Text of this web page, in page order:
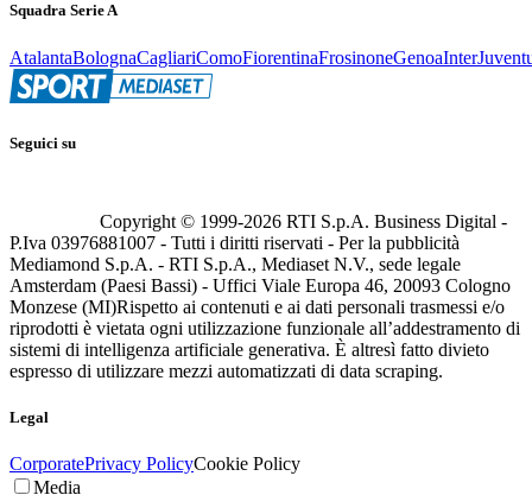
Squadra Serie A
AtalantaBolognaCagliariComoFiorentinaFrosinoneGenoaInter
Seguici su
Copyright © 1999-2026 RTI S.p.A. Business Digital -
P.Iva 03976881007 - Tutti i diritti riservati - Per la pubblicità
Mediamond S.p.A. - RTI S.p.A., Mediaset N.V., sede legale
Amsterdam (Paesi Bassi) - Uffici Viale Europa 46, 20093 Cologno
Monzese (MI)Rispetto ai contenuti e ai dati personali trasmessi e/o
riprodotti è vietata ogni utilizzazione funzionale all’addestramento di
sistemi di intelligenza artificiale generativa. È altresì fatto divieto
espresso di utilizzare mezzi automatizzati di data scraping.
Legal
CorporatePrivacy PolicyCookie Policy
Media